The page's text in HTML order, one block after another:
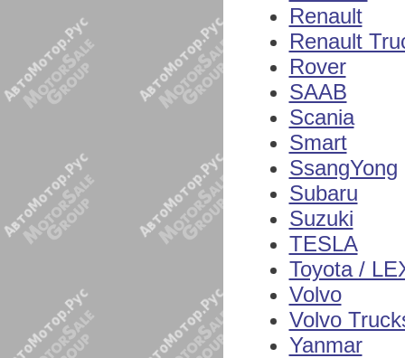
Renault
Renault
Rover
SAAB
Scania
Smart
SsangYong
Subaru
Suzuki
TESLA
Toyota /
Volvo
Volvo
Yanmar